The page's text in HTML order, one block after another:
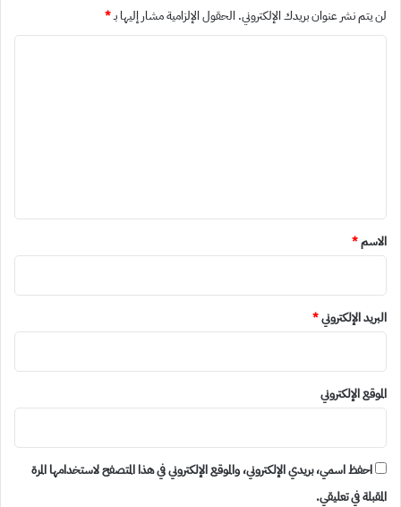
لن يتم نشر عنوان بريدك الإلكتروني. الحقول الإلزامية مشار إليها بـ*
*
الاسم*
البريد الإلكتروني*
الموقع الإلكتروني
احفظ اسمي، بريدي الإلكتروني، والموقع الإلكتروني في هذا المتصفح لاستخدامها المرة
المقبلة في تعليقي.